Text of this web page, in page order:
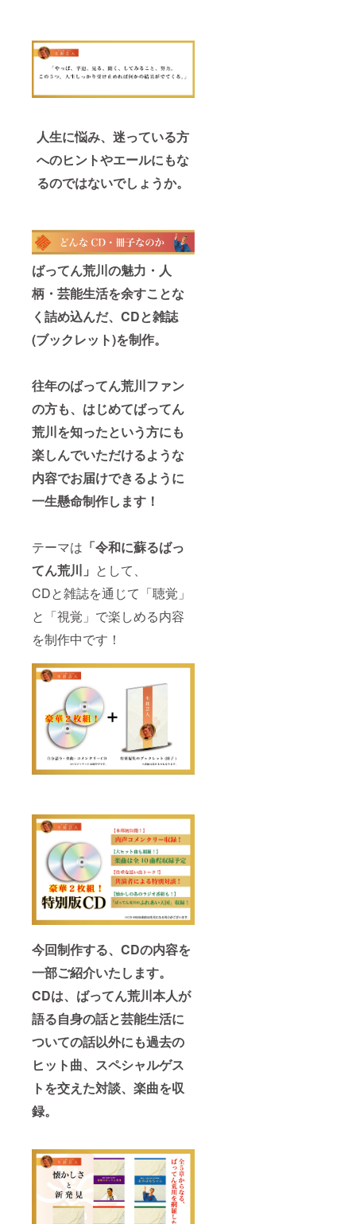
人生に悩み、迷っている方
へのヒントやエールにもな
るのではないでしょうか。
ばってん荒川の魅力・人
柄・芸能生活を余すことな
く詰め込んだ、 CDと雑誌
(ブックレット)を制作。
往年のばってん荒川ファン
の方も、はじめてばってん
荒川を知ったという方にも
楽しんでいただけるような
内容でお届けできるように
一生懸命制作します！
テーマは 「令和に蘇るばっ
てん荒川」 として、
CDと雑誌を通じて「聴覚」
と「視覚」で楽しめる内容
を制作中です！
今回制作する、CDの内容を
一部ご紹介いたします。
CDは、ばってん荒川本人が
語る自身の話と芸能生活に
ついての話以外にも過去の
ヒット曲、スペシャルゲス
トを交えた対談、楽曲を収
録。